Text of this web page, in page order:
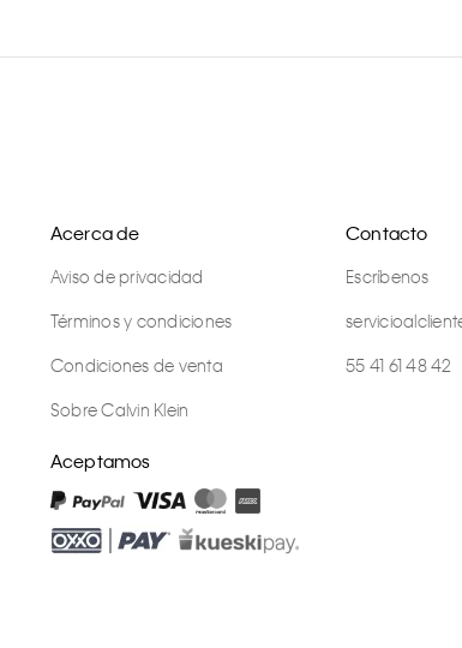
Acerca de
Aviso de privacidad
Términos y condiciones
Condiciones de venta
Sobre Calvin Klein
Aceptamos
Contacto
Escríbenos
55 41 61 48 42